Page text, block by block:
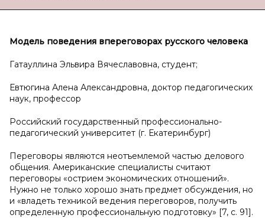
Модель поведения впереговорах русского человека
Гатауллина Эльвира Вячеславовна, студент;
Евтюгина Алена Александровна, доктор педагогических
наук, профессор
Российский государственный профессионально-
педагогический университет (г. Екатеринбург)
Переговоры являются неотъемлемой частью делового
общения. Американские специалисты считают
переговоры «острием экономических отношений».
Нужно не только хорошо знать предмет обсуждения, но
и «владеть техникой ведения переговоров, получить
определенную профессиональную подготовку» [7, с. 91].